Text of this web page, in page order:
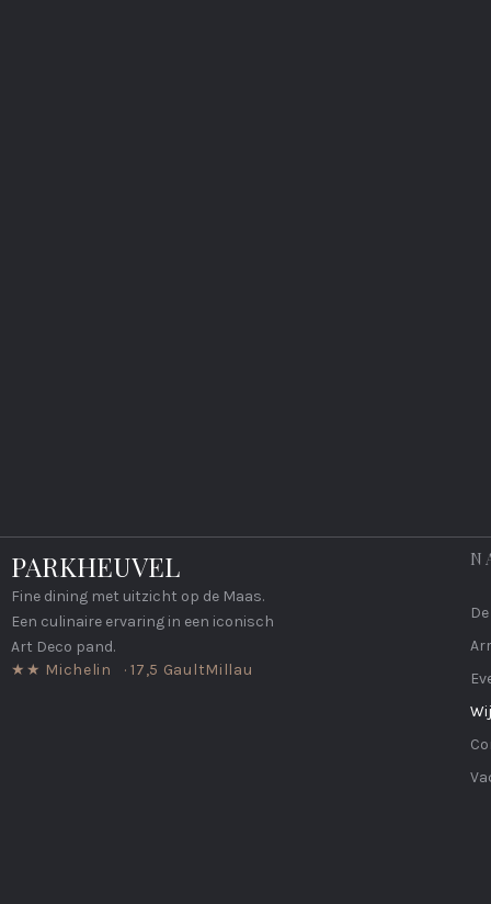
PARKHEUVEL
Fine dining met uitzicht op de Maas.
Een culinaire ervaring in een iconisch
Art Deco pand.
★★ Michelin
·17,5 GaultMillau